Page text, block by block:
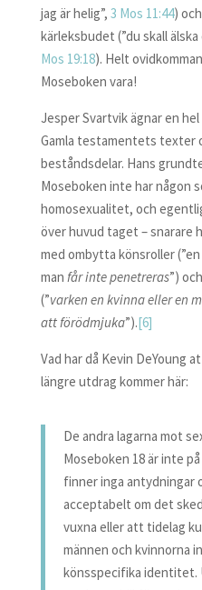
jag är helig”, 3 Mos 11:44)
kärleksbudet (”du skall
Mos 19:18). Helt
Moseboken vara!
Jesper Svartvik ägnar en
Gamla testamentets texter
beståndsdelar. Hans
Moseboken inte har någon
homosexualitet, och
över huvud taget – snarare
med ombytta könsroller
man får inte penetreras”)
(”varken en kvinna eller en
att förödmjuka”).[6]
Vad har då Kevin DeYoung
längre utdrag kommer här:
De andra lagarna mot
Moseboken 18 är inte
finner inga antydningar
acceptabelt om det
vuxna eller att tidelag
männen och kvinnorna
könsspecifika